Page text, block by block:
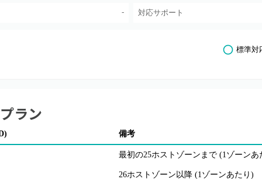
- 対応サポート
標準対
ラン
備考
最初の25ホストゾーンまで (1ゾーンあ
26ホストゾーン以降 (1ゾーンあたり)